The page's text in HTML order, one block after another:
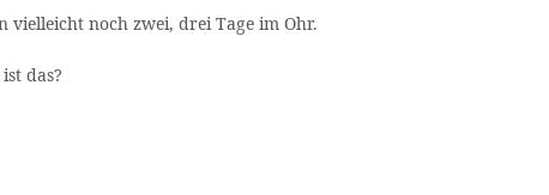
noch zwei, drei Tage im Ohr.
das?